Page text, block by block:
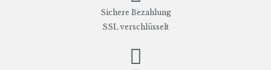
Sichere Bezahlung
SSL verschlüsselt